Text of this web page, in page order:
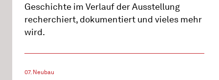
Geschichte im Verlauf der Ausstellung
recherchiert, dokumentiert und vieles mehr
wird.
07. Neubau